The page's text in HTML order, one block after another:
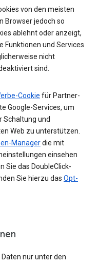
von den meisten
Browser jedoch so
ablehnt oder anzeigt,
Funktionen und Services
nicht
sind.
Cookie für Partner-
Google-Services, um
Schaltung und
Web zu unterstützen.
Managerdie mit
einsehen
Sie das DoubleClick-
Sie hierzu das Opt-
nur unter den